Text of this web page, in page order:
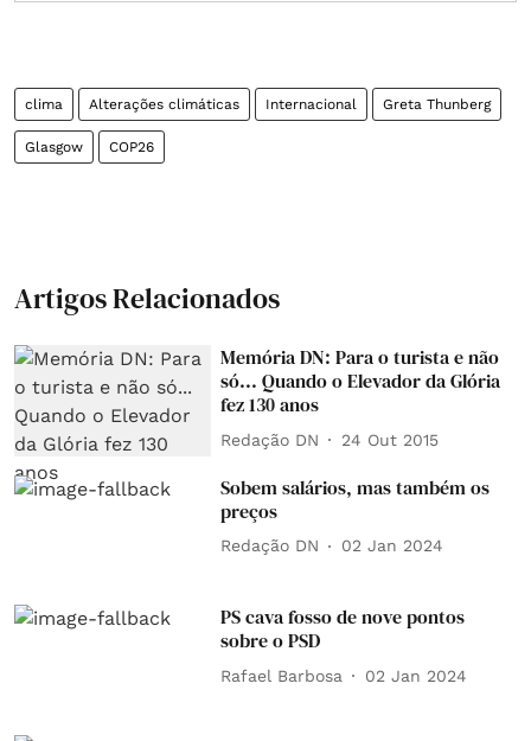
clima Alterações climáticas Internacional Greta Thunberg
Glasgow COP26
Artigos Relacionados
Memória DN: Para o turista e não
só... Quando o Elevador da Glória
fez 130 anos
Redação DN 24 Out 2015
Sobem salários, mas também os
preços
Redação DN 02 Jan 2024
PS cava fosso de nove pontos
sobre o PSD
Rafael Barbosa 02 Jan 2024